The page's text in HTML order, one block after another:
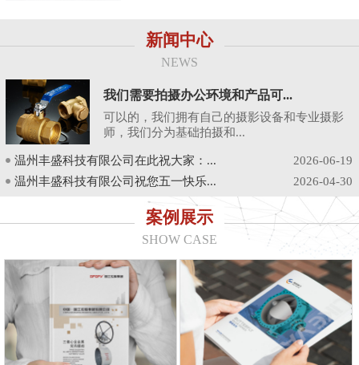
新闻中心
NEWS
我们需要拍摄办公环境和产品可...
可以的，我们拥有自己的摄影设备和专业摄影
师，我们分为基础拍摄和...
温州丰盛科技有限公司在此祝大家：...
2026-06-19
温州丰盛科技有限公司祝您五一快乐...
2026-04-30
案例展示
SHOW CASE